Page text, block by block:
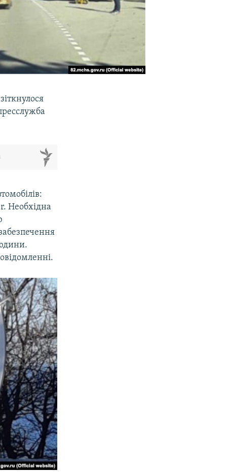
Необхідна